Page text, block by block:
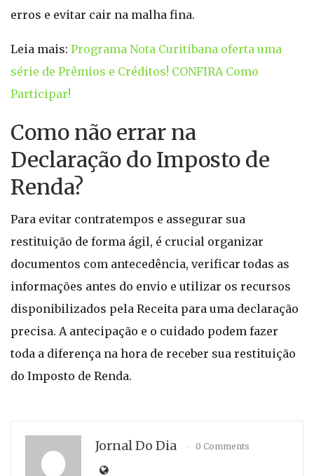
erros e evitar cair na malha fina.
Leia mais: Programa Nota Curitibana oferta uma
série de Prêmios e Créditos! CONFIRA Como
Participar!
Como não errar na
Declaração do Imposto de
Renda?
Para evitar contratempos e assegurar sua
restituição de forma ágil, é crucial organizar
documentos com antecedência, verificar todas as
informações antes do envio e utilizar os recursos
disponibilizados pela Receita para uma declaração
precisa. A antecipação e o cuidado podem fazer
toda a diferença na hora de receber sua restituição
do Imposto de Renda.
Jornal Do Dia 0 Comments